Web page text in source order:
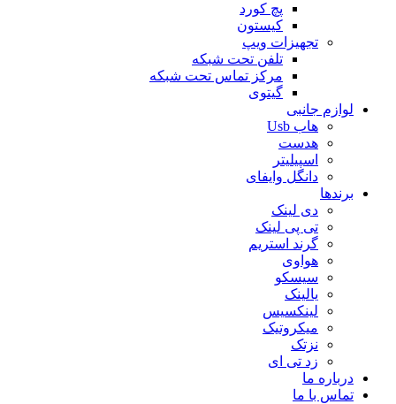
پچ کورد
کیستون
تجهیزات ویپ
تلفن تحت شبکه
مرکز تماس تحت شبکه
گیتوی
لوازم جانبی
هاب Usb
هدست
اسپیلیتر
دانگل وایفای
برندها
دی لینک
تی پی لینک
گرند استریم
هواوی
سیسکو
یالینک
لینکسیس
میکروتیک
نزتک
زد تی ای
درباره ما
تماس با ما